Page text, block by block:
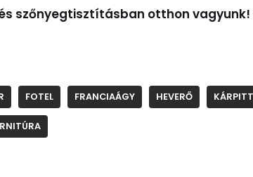
szőnyegtisztításban otthon vagyunk!
FOTEL FRANCIAÁGY HEVERŐ